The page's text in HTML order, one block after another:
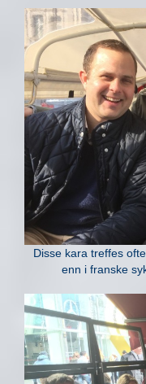
Disse kara treffes
enn i franske